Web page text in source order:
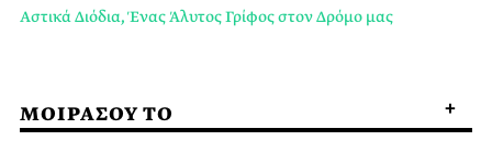
Αστικά Διόδια, Ένας Άλυτος Γρίφος στον Δρόμο μας
ΜΟΙΡΑΣΟΥ ΤΟ